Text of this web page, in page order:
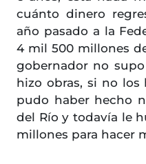
cuánto dinero
año pasado a la
4 mil 500 millones
gobernador no
hizo obras, si no los
pudo haber hecho
del Río y todavía le
millones para hacer